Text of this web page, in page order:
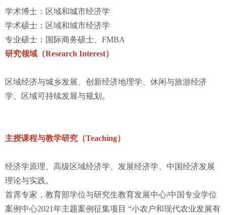
学术博士：区域和城市经济学
学术硕士：区域和城市经济学
专业硕士：国际商务硕士、FMBA
研究领域（Research Interest）
区域经济与城乡发展、创新经济地理学、休闲与旅游经济
学、区域可持续发展与规划。
主授课程与教学研究（Teaching）
经济学原理、高级区域经济学、发展经济学、中国经济发展
理论与实践。
首席专家，教育部学位与研究生教育发展中心/中国专业学位
案例中心2021年主题案例征集项目 “小农户和现代农业发展有